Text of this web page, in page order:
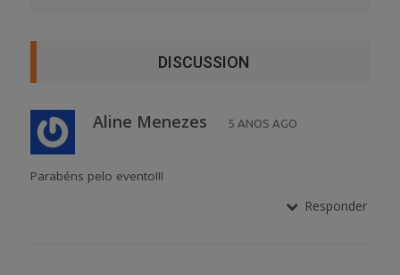
DISCUSSION
Aline Menezes 5 ANOS AGO
Parabéns pelo evento!!!
Responder